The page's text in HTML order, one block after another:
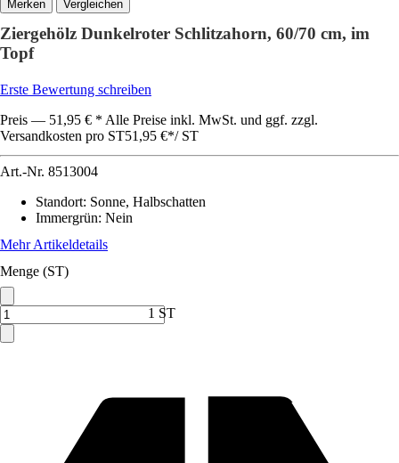
Vergleichen
Ziergehölz Dunkelroter Schlitzahorn, 60/70 cm, im
Topf
Erste Bewertung schreiben
Preis — 51,95 € * Alle Preise inkl. MwSt. und ggf. zzgl.
Versandkosten pro ST51,95 €*/ ST
Art.-Nr. 8513004
Standort: Sonne, Halbschatten
Immergrün: Nein
Mehr Artikeldetails
Menge (ST)
1 ST